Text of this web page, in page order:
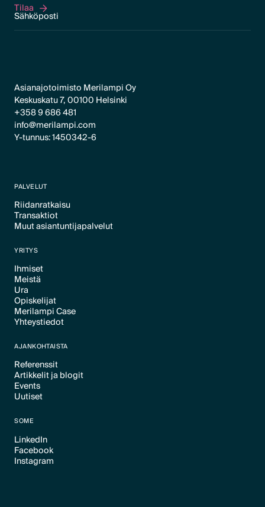
Tilaa
Tilaa
Asianajotoimisto Merilampi Oy
Keskuskatu 7, 00100 Helsinki
+358 9 686 481
info@merilampi.com
Y-tunnus: 1450342-6
PALVELUT
Riidanratkaisu
Text Link
Transaktiot
Text Link
Muut asiantuntijapalvelut
YRITYS
Ihmiset
Text Link
Meistä
Text Link
Ura
Text Link
Opiskelijat
Text Link
Merilampi Case
Text Link
Yhteystiedot
AJANKOHTAISTA
Referenssit
Text Link
Artikkelit ja blogit
Text Link
Events
Text Link
Uutiset
SOME
LinkedIn
Text Link
Facebook
Text Link
Instagram